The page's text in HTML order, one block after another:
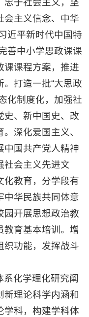
忠于社会主义，坚
会主义信念、中华
近平新时代中国特
善中小学思政课课
课课程方案，推进
打造一批“大思政
化制度化，加强社
史、新中国史、改
深化爱国主义、
中国共产党人精神
社会主义先进文
化教育，分学段有
中华民族共同体意
园开展思想政治教
教育基本培训。增
织功能，发挥战斗
系化学理化研究阐
新理论科学内涵和
学科，构建学科体